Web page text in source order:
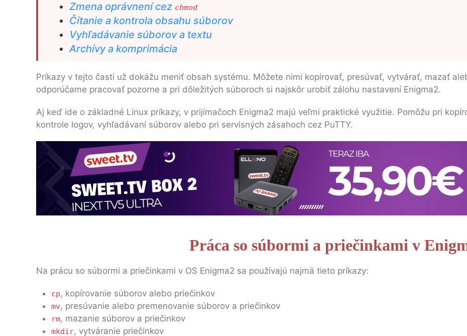
Zmena oprávnení cez chmod
Čítanie a kontrola obsahu súborov
Vyhľadávanie súborov a textu
Archívy a komprimácia
Príkazy v tejto časti už dokážu meniť obsah systému. Môžete nimi kopírovať, presúvať, vytvárať, mazať
odporúčame pracovať pozorne a pri dôležitých súboroch si najskôr urobiť zálohu nastavení Enigma2.
Aj keď ide o základné Linux príkazy, v prijímačoch Enigma2 majú veľmi praktické využitie. Pomôžu pri
kontrole logov, vyhľadávaní súborov alebo pri servisných zásahoch cez PuTTY.
Práca so súbormi a priečinkami v
Na prácu so súbormi a priečinkami v OS Enigma2 sa používajú najmä tieto príkazy:
cp, kopírovanie súborov alebo priečinkov
mv, presúvanie alebo premenovanie súborov a priečinkov
rm, mazanie súborov a priečinkov
mkdir, vytváranie priečinkov